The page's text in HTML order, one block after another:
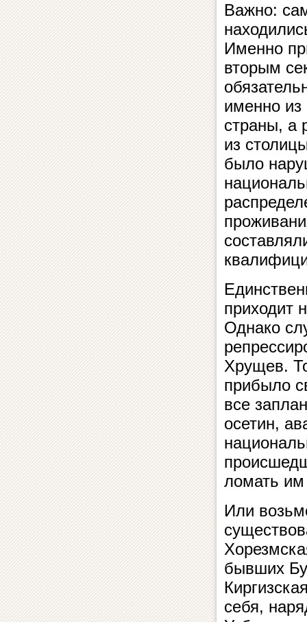
Важно:
Именно
вторым
именно
страны, а
из
было
приходит
Однако
Хрущев.
прибыло
все
осетин,
ломать им
Или
бывших
себя,